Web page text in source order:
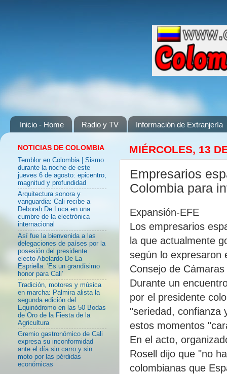
Inicio - Home Radio y TV Información de Extranjería
MIÉRCOLES, 13
Empresarios
Colombia para
Expansión-EFE
Los empresarios
la que actualmente
según lo expresaron
Consejo de
Durante un
por el presidente
"seriedad, confianza
estos momentos
En el acto,
Rosell dijo que "no
colombianas que
NOTICIAS DE COLOMBIA
Temblor en Colombia | Sismo
durante la noche de este
jueves 6 de agosto: epicentro,
magnitud y profundidad
Arquitectura sonora y
vanguardia: Cali recibe a
Deborah De Luca en una
cumbre de la electrónica
internacional
Así fue la bienvenida a las
delegaciones de países por la
posesión del presidente
electo Abelardo De La
Espriella: 'Es un grandísimo
honor para Cali'
Tradición, motores y música
en marcha: Palmira alista la
segunda edición del
Equinódromo en las 50 Bodas
de Oro de la Fiesta de la
Agricultura
Gremio gastronómico de Cali
expresa su inconformidad
ante el día sin carro y sin
moto por las pérdidas
económicas